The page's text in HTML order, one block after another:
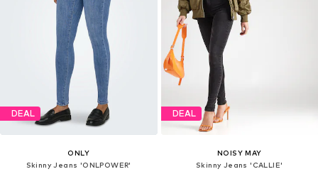
DEAL
ONLY
Skinny Jeans 'ONLPOWER'
DEAL
NOISY MAY
Skinny Jeans 'CALLIE'